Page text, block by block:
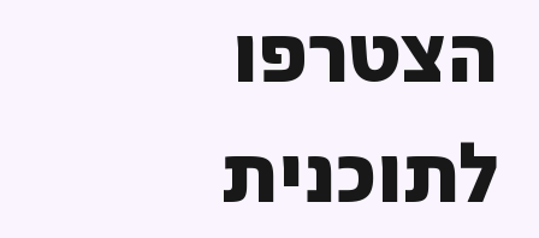
הצטרפו
לתוכנית